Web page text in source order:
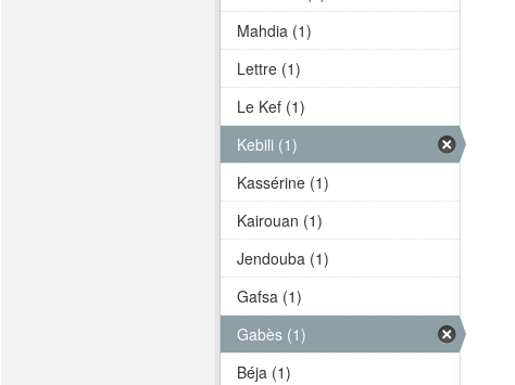
Mahdia (1)
Lettre (1)
Le Kef (1)
Kebili (1)
Kassérine (1)
Kairouan (1)
Jendouba (1)
Gafsa (1)
Gabès (1)
Béja (1)